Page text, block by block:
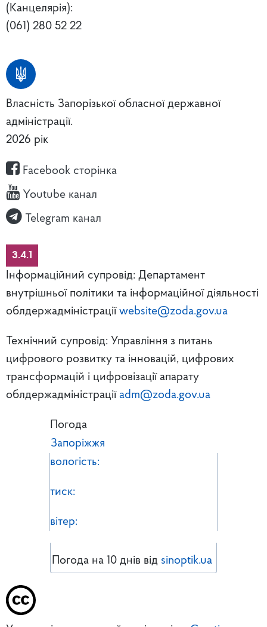
(Канцелярія):
(061) 280 52 22
Власність Запорізької обласної державної
адміністрації.
2026 рік
Facebook сторінка
Youtube канал
Telegram канал
3.4.1
Інформаційний супровід: Департамент
внутрішньої політики та інформаційної діяльності
облдержадміністрації website@zoda.gov.ua
Технічний супровід: Управління з питань
цифрового розвитку та інновацій, цифрових
трансформацій і цифровізації апарату
облдержадміністрації adm@zoda.gov.ua
Погода
Запоріжжя
вологість:
тиск:
вітер:
Погода на 10 днів від sinoptik.ua